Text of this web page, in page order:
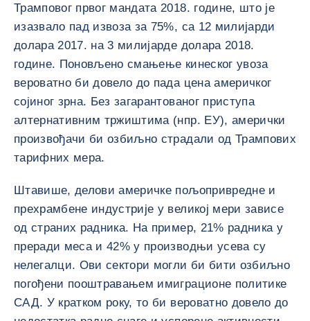
Трамповог првог мандата 2018. године, што је
изазвало пад извоза за 75%, са 12 милијарди
долара 2017. на 3 милијарде долара 2018.
године. Поновљено смањење кинеског увоза
вероватно би довело до пада цена америчког
сојиног зрна. Без загарантованог приступа
алтернативним тржиштима (нпр. ЕУ), амерички
произвођачи би озбиљно страдали од Трампових
тарифних мера.
Штавише, делови америчке пољопривредне и
прехрамбене индустрије у великој мери зависе
од страних радника. На пример, 21% радника у
преради меса и 42% у производњи усева су
нелегалци. Ови сектори могли би бити озбиљно
погођени пооштравањем имиграционе политике
САД. У кратком року, то би вероватно довело до